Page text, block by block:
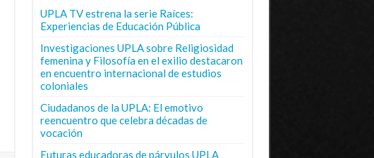
UPLA TV estrena la serie Raíces:
Experiencias de Educación Pública
Investigaciones UPLA sobre Religiosidad
femenina y Filosofía en el exilio destacaron
en encuentro internacional de estudios
coloniales
Ciudadanos de la UPLA: El emotivo
reencuentro que celebra décadas de
vocación
Futuras educadoras de párvulos UPLA